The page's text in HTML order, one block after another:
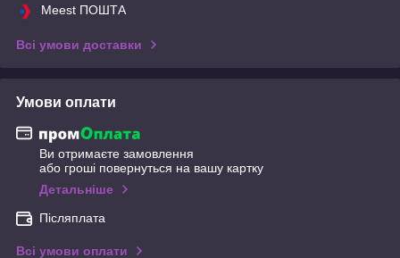
Meest ПОШТА
Всі умови доставки
Умови оплати
Ви отримаєте замовлення
або гроші повернуться на вашу картку
Детальніше
Післяплата
Всі умови оплати